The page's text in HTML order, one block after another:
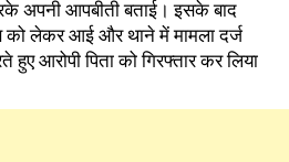
अपनी आपबीती बताई। इसके बाद
को लेकर आई और थाने में मामला दर्ज
हुए आरोपी पिता को गिरफ्तार कर लिया